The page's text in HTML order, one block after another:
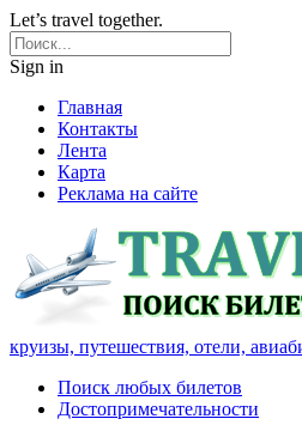
Let’s travel together.
Sign in
Главная
Контакты
Лента
Карта
Реклама на сайте
круизы, путешествия, отели,
Поиск любых билетов
Достопримечательности